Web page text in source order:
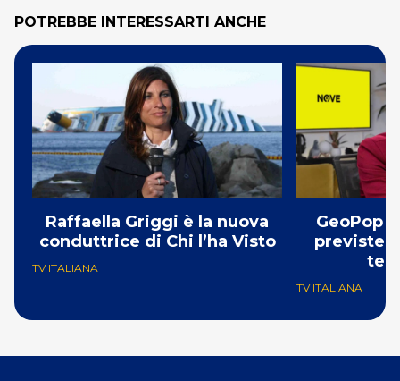
POTREBBE INTERESSARTI ANCHE
Raffaella Griggi è la nuova
conduttrice di Chi l’ha Visto
TV ITALIANA
GeoPop
previste
TV ITALIANA